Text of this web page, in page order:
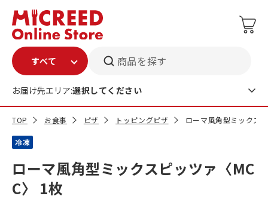
商品を探す
お届け先エリア:選択してください
TOP お食事 ピザ トッピングピザ ローマ風角型ミックス
冷凍
ローマ風角型ミックスピッツァ〈MC
C〉 1枚